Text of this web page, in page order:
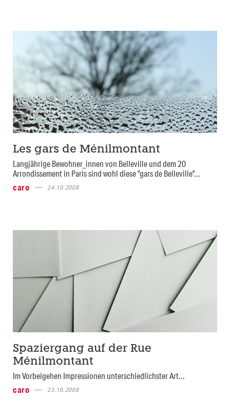
Les gars de Ménilmontant
Langjährige Bewohner_innen von Belleville und dem 20
Arrondissement in Paris sind wohl diese "gars de Belleville"...
caro
24.10.2008
Spaziergang auf der Rue
Ménilmontant
Im Vorbeigehen Impressionen unterschiedlichster Art...
caro
23.10.2008